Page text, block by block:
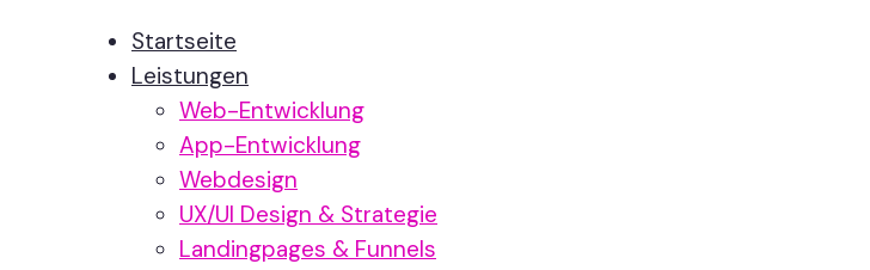
Startseite
Leistungen
Web-Entwicklung
App-Entwicklung
Webdesign
UX/UI Design & Strategie
Landingpages & Funnels